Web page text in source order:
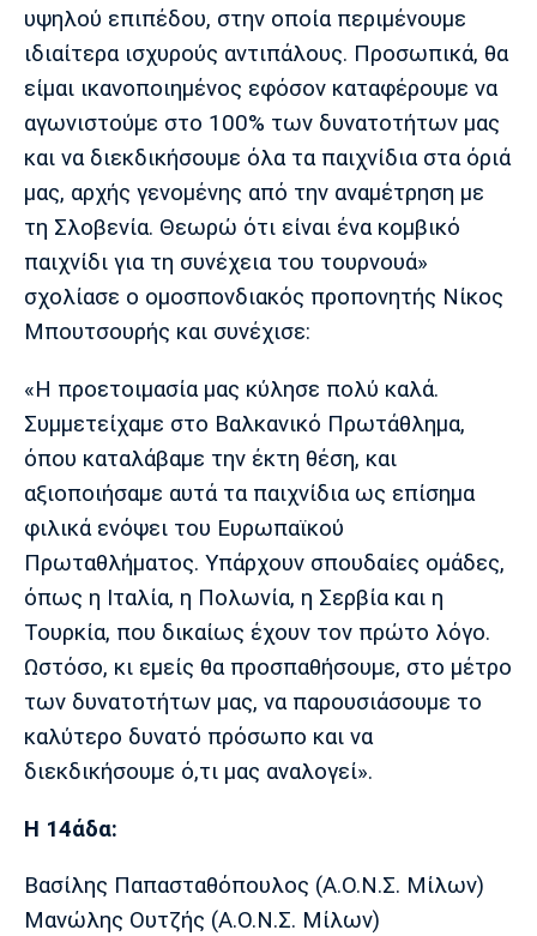
Μονακό
Ερυθρός
Αστέρας
Τότεναμ
Πόρτο Μπενφίκα
υψηλού επιπέδου, στην οποία περιμένουμε
ιδιαίτερα ισχυρούς αντιπάλους. Προσωπικά, θα
είμαι ικανοποιημένος εφόσον καταφέρουμε να
αγωνιστούμε στο 100% των δυνατοτήτων μας
και να διεκδικήσουμε όλα τα παιχνίδια στα όριά
μας, αρχής γενομένης από την αναμέτρηση με
τη Σλοβενία. Θεωρώ ότι είναι ένα κομβικό
παιχνίδι για τη συνέχεια του τουρνουά»
σχολίασε ο ομοσπονδιακός προπονητής Νίκος
Μπουτσουρής και συνέχισε:
«Η προετοιμασία μας κύλησε πολύ καλά.
Συμμετείχαμε στο Βαλκανικό Πρωτάθλημα,
όπου καταλάβαμε την έκτη θέση, και
αξιοποιήσαμε αυτά τα παιχνίδια ως επίσημα
φιλικά ενόψει του Ευρωπαϊκού
Πρωταθλήματος. Υπάρχουν σπουδαίες ομάδες,
όπως η Ιταλία, η Πολωνία, η Σερβία και η
Τουρκία, που δικαίως έχουν τον πρώτο λόγο.
Ωστόσο, κι εμείς θα προσπαθήσουμε, στο μέτρο
των δυνατοτήτων μας, να παρουσιάσουμε το
καλύτερο δυνατό πρόσωπο και να
διεκδικήσουμε ό,τι μας αναλογεί».
Η 14άδα:
Βασίλης Παπασταθόπουλος (Α.Ο.Ν.Σ. Μίλων)
Μανώλης Ουτζής (Α.Ο.Ν.Σ. Μίλων)